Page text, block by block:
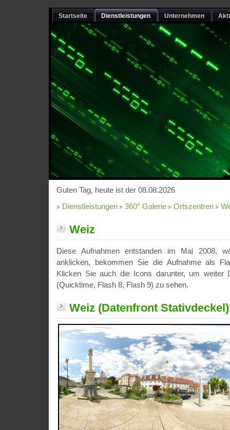
Startseite Dienstleistungen Unternehmen
Guten Tag, heute ist der 08.08.2026
Dienstleistungen
360° Galerie Ortszentren
Weiz
Diese Aufnahmen entstanden im Mai 2008,
anklicken, bekommen Sie die Aufnahme als
Klicken Sie auch die Icons darunter, um weiter
(Quicktime, Flash 8, Flash 9) zu sehen.
Weiz (Datenfront Stativdeckel)